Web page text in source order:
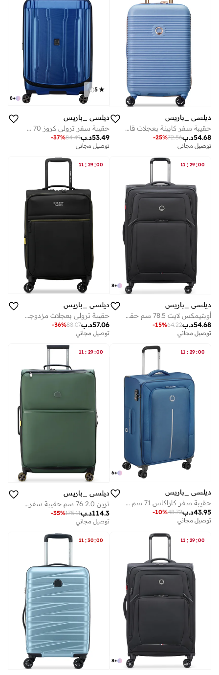
ديلسي _باريس
حقيبة سفر كابينة بعجلات قابلة للتوسيع 55 سم - أزرق سماوي
د.ب54.68
72.56
-25%
توصيل مجاني
+
8
5
(
1
)
ديلسي _باريس
حقيبة سفر ترولي كروز 70 سم صلبة بعجلات مزدوجة أزرق
د.ب53.49
84.49
-37%
توصيل مجاني
11 : 29:00
+
8
ديلسي _باريس
أوبتيمكس لايت 78.5 سم حقيبة سفر سوفت كيس بعجلات مزدوجة قابلة للتوسيع أسود
د.ب54.68
64.22
-15%
توصيل مجاني
11 : 29:00
ديلسي _باريس
حقيبة ترولي بعجلات مزدوجة قابلة للتوسيع سم من بروشانت . - أسود داكن
د.ب57.06
88.07
-36%
توصيل مجاني
11 : 29:00
+
6
ديلسي _باريس
حقيبة سفر كاراكاس 71 سم بعجلات مزدوجة قابلة للتوسيع - أزرق ليلي
د.ب43.95
48.72
-10%
توصيل مجاني
11 : 29:00
ديلسي _باريس
ترين 2.0 76 سم حقيبة سفر بعجلات مزدوجة - أخضر
د.ب114.3
175.11
-35%
توصيل مجاني
11 : 29:00
+
8
11 :30:00